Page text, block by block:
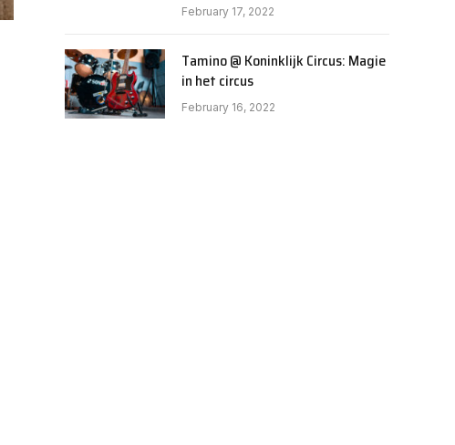
February 17, 2022
Tamino @ Koninklijk Circus: Magie
in het circus
February 16, 2022